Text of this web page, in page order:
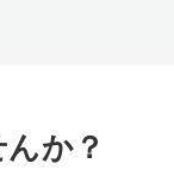
か？